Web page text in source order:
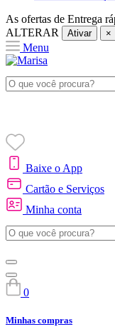
As ofertas de Entrega
ALTERAR
Ativar ×
Menu
Baixe o App
Cartão e Serviços
Minha conta
0
Minhas compras